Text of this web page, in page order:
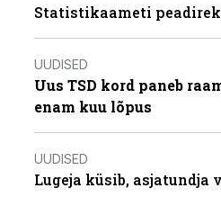
Statistikaameti
UUDISED
Uus TSD kord paneb
enam kuu lõpus
UUDISED
Lugeja küsib, asjatundja